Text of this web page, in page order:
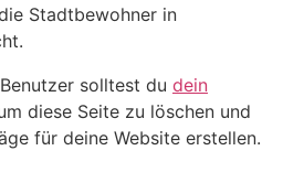
Stadtbewohner in
solltest du dein
diese Seite zu löschen und
für deine Website erstellen.